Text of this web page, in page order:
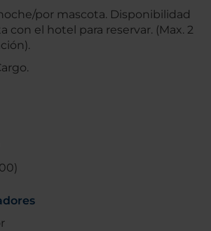
por mascota. Disponibilidad
con el hotel para reservar. (Max. 2